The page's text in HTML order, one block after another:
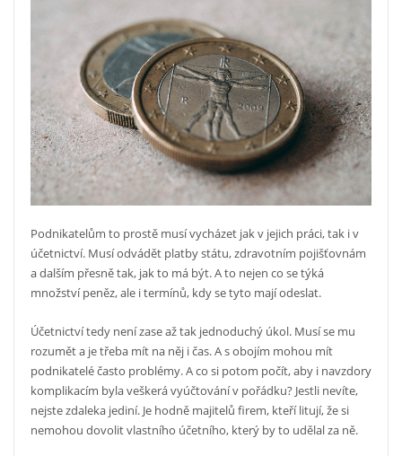
Podnikatelům to prostě musí vycházet jak v jejich práci, tak i v
účetnictví. Musí odvádět platby státu, zdravotním pojišťovnám
a dalším přesně tak, jak to má být. A to nejen co se týká
množství peněz, ale i termínů, kdy se tyto mají odeslat.
Účetnictví tedy není zase až tak jednoduchý úkol. Musí se mu
rozumět a je třeba mít na něj i čas. A s obojím mohou mít
podnikatelé často problémy. A co si potom počít, aby i navzdory
komplikacím byla veškerá vyúčtování v pořádku? Jestli nevíte,
nejste zdaleka jediní. Je hodně majitelů firem, kteří litují, že si
nemohou dovolit vlastního účetního, který by to udělal za ně.